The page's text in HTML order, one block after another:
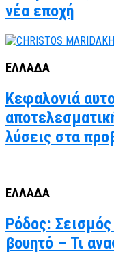
νέα εποχή
ΕΛΛΑΔΑ
Κεφαλονιά
λύσεις στα
ΕΛΛΑΔΑ
Ρόδος:
βουητό – Τι